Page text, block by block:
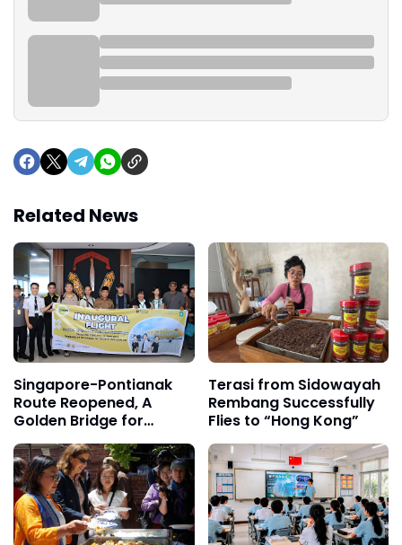
Related News
Singapore-Pontianak
Route Reopened, A
Golden Bridge for
Investment and Tourism
in West Kalimantan
Terasi from Sidowayah
Rembang Successfully
Flies to “Hong Kong”